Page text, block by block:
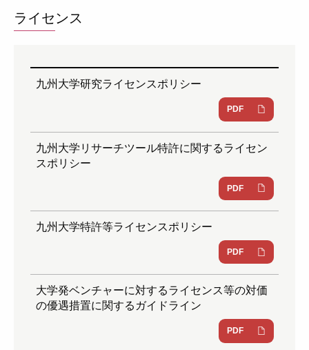
ライセンス
九州大学研究ライセンスポリシー
PDF
九州大学リサーチツール特許に関するライセン
スポリシー
PDF
九州大学特許等ライセンスポリシー
PDF
大学発ベンチャーに対するライセンス等の対価
の優遇措置に関するガイドライン
PDF